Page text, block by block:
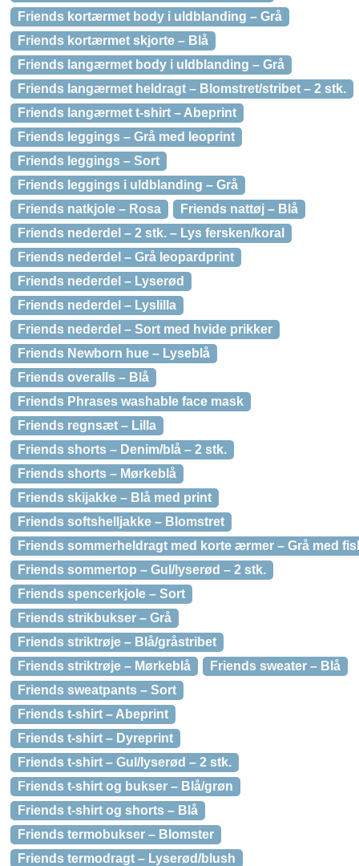
Friends kortærmet body i uldblanding – Grå
Friends kortærmet skjorte – Blå
Friends langærmet body i uldblanding – Grå
Friends langærmet heldragt – Blomstret/stribet – 2 stk.
Friends langærmet t-shirt – Abeprint
Friends leggings – Grå med leoprint
Friends leggings – Sort
Friends leggings i uldblanding – Grå
Friends natkjole – Rosa
Friends nattøj – Blå
Friends nederdel – 2 stk. – Lys fersken/koral
Friends nederdel – Grå leopardprint
Friends nederdel – Lyserød
Friends nederdel – Lyslilla
Friends nederdel – Sort med hvide prikker
Friends Newborn hue – Lyseblå
Friends overalls – Blå
Friends Phrases washable face mask
Friends regnsæt – Lilla
Friends shorts – Denim/blå – 2 stk.
Friends shorts – Mørkeblå
Friends skijakke – Blå med print
Friends softshelljakke – Blomstret
Friends sommerheldragt med korte ærmer – Grå med
Friends sommertop – Gul/lyserød – 2 stk.
Friends spencerkjole – Sort
Friends strikbukser – Grå
Friends striktrøje – Blå/gråstribet
Friends striktrøje – Mørkeblå
Friends sweater – Blå
Friends sweatpants – Sort
Friends t-shirt – Abeprint
Friends t-shirt – Dyreprint
Friends t-shirt – Gul/lyserød – 2 stk.
Friends t-shirt og bukser – Blå/grøn
Friends t-shirt og shorts – Blå
Friends termobukser – Blomster
Friends termodragt – Lyserød/blush